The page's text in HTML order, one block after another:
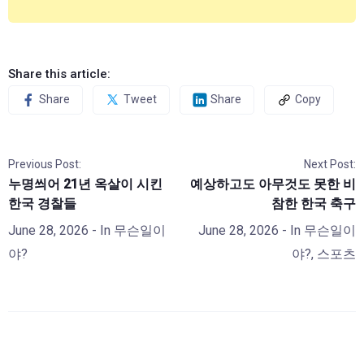
Share this article:
Share Tweet Share Copy
Previous Post:
누명씌어 21년 옥살이 시킨
한국 경찰들
June 28, 2026 - In 무슨일이
야?
Next Post:
예상하고도 아무것도 못한 비
참한 한국 축구
June 28, 2026 - In 무슨일이
야?, 스포츠